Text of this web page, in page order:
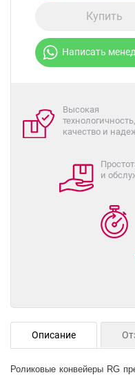
Купить
Написать
Высокая
технологичность,
качество и
и
Описание
Роликовые конвейеры RG